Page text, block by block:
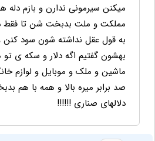
میکنن سیرمونی ندارن و بازم دله
به قول عقل نداشته شون سود کنن ،
بهشون گفتیم اگه دلار و سکه ی تو
ماشین و ملک و موبایل و لوازم
صد برابر میره بالا و همه با هم
دلالهای صناری !!!!!!